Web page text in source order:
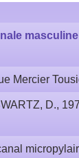
Mercier
D.,